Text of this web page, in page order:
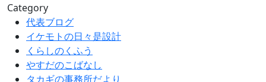
Category
代表ブログ
イケモトの日々是設計
くらしのくふう
やすだのこばなし
タカギの事務所だより